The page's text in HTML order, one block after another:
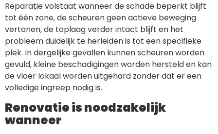
Reparatie volstaat wanneer de schade beperkt blijft
tot één zone, de scheuren geen actieve beweging
vertonen, de toplaag verder intact blijft en het
probleem duidelijk te herleiden is tot een specifieke
plek. In dergelijke gevallen kunnen scheuren worden
gevuld, kleine beschadigingen worden hersteld en kan
de vloer lokaal worden uitgehard zonder dat er een
volledige ingreep nodig is.
Renovatie is noodzakelijk
wanneer